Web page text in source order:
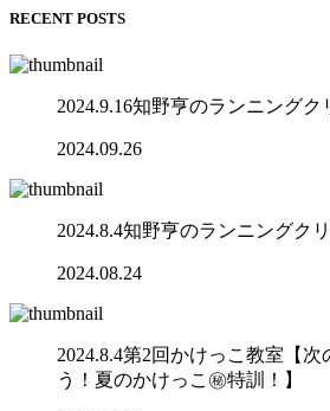
RECENT POSTS
2024.9.16知野亨のランニング
2024.09.26
2024.8.4知野亨のランニングク
2024.08.24
2024.8.4第2回かけっこ教室【
う！夏のかけっこ㊙️特訓！】